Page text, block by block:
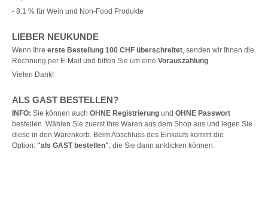
- 8.1 % für Wein und Non-Food Produkte
LIEBER NEUKUNDE
Wenn Ihre erste Bestellung 100 CHF überschreitet , senden wir Ihnen die
Rechnung per E-Mail und bitten Sie um eine Vorauszahlung
Vielen Dank!
ALS GAST BESTELLEN?
INFO: Sie können auch OHNE Registrierung und OHNE Passwort
bestellen. Wählen Sie zuerst Ihre Waren aus dem Shop aus und legen Sie
diese in den Warenkorb. Beim Abschluss des Einkaufs kommt die
Option: "als GAST bestellen" , die Sie dann anklicken können.